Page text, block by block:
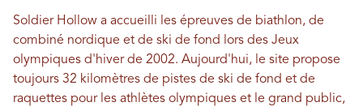
Soldier Hollow a accueilli les épreuves de biathlon, de
combiné nordique et de ski de fond lors des Jeux
olympiques d'hiver de 2002. Aujourd'hui, le site propose
toujours 32 kilomètres de pistes de ski de fond et de
raquettes pour les athlètes olympiques et le grand public,